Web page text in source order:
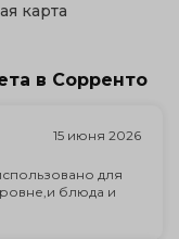
карта
в Сорренто
15 июня 2026
для
блюда и